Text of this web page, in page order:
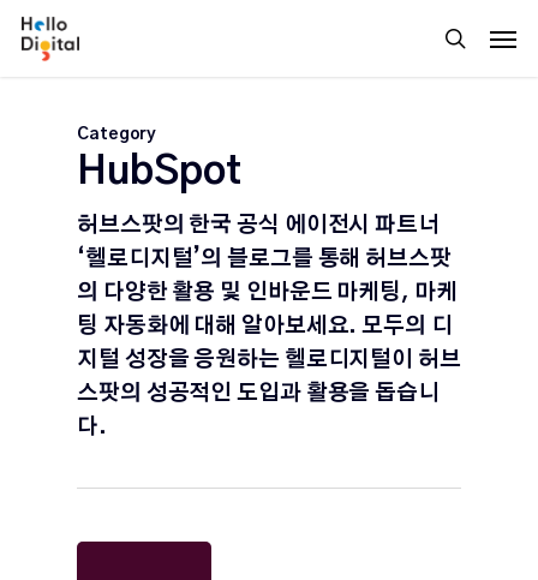
Skip
search
Category
HubSpot
허브스팟의 한국 공식 에이전시 파트너
‘헬로디지털’의 블로그를 통해 허브스팟
의 다양한 활용 및 인바운드 마케팅, 마케
팅 자동화에 대해 알아보세요. 모두의 디
지털 성장을 응원하는 헬로디지털이 허브
스팟의 성공적인 도입과 활용을 돕습니
다.